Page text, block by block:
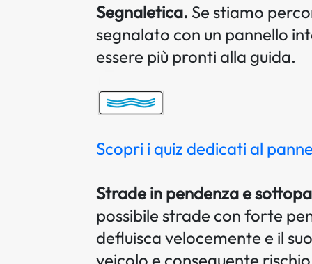
Segnaletica. Se stiamo
segnalato con un pannello
essere più pronti alla guida.
Scopri i quiz dedicati al
Strade in pendenza e
possibile strade con forte
defluisca velocemente e il
veicolo e conseguente